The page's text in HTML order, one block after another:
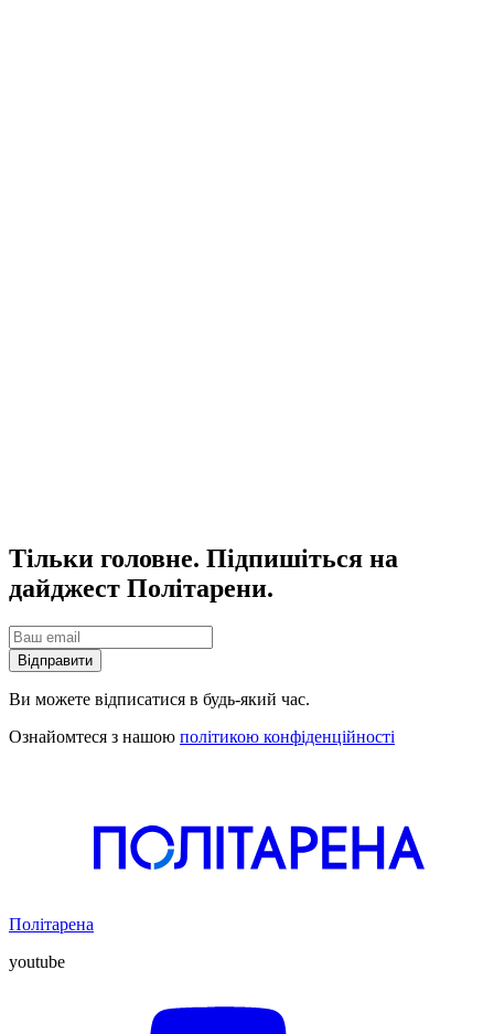
Тільки головне. Підпишіться на
дайджест Політарени.
Відправити
Ви можете відписатися в будь-який час.
Ознайомтеся з нашою політикою конфіденційності
Політарена
youtube